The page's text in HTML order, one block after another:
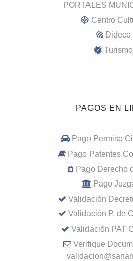
PORTALES
Centro
Dideco
Turismo
PAGOS EN
Pago Permiso
Pago Patentes
Pago Derecho
Pago
Validación
Validación P. de
Validación PAT
Verifique